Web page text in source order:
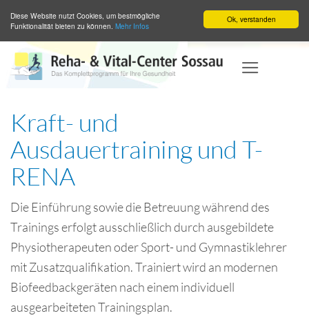
Ok, verstanden
Diese Website nutzt Cookies, um bestmögliche
Funktionalität bieten zu können. Mehr Infos
Zum
Inhalt
Kraft- und
Ausdauertraining und T-
RENA
Die Einführung sowie die Betreuung während des
Trainings erfolgt ausschließlich durch ausgebildete
Physiotherapeuten oder Sport- und Gymnastiklehrer
mit Zusatzqualifikation. Trainiert wird an modernen
Biofeedbackgeräten nach einem individuell
ausgearbeiteten Trainingsplan.